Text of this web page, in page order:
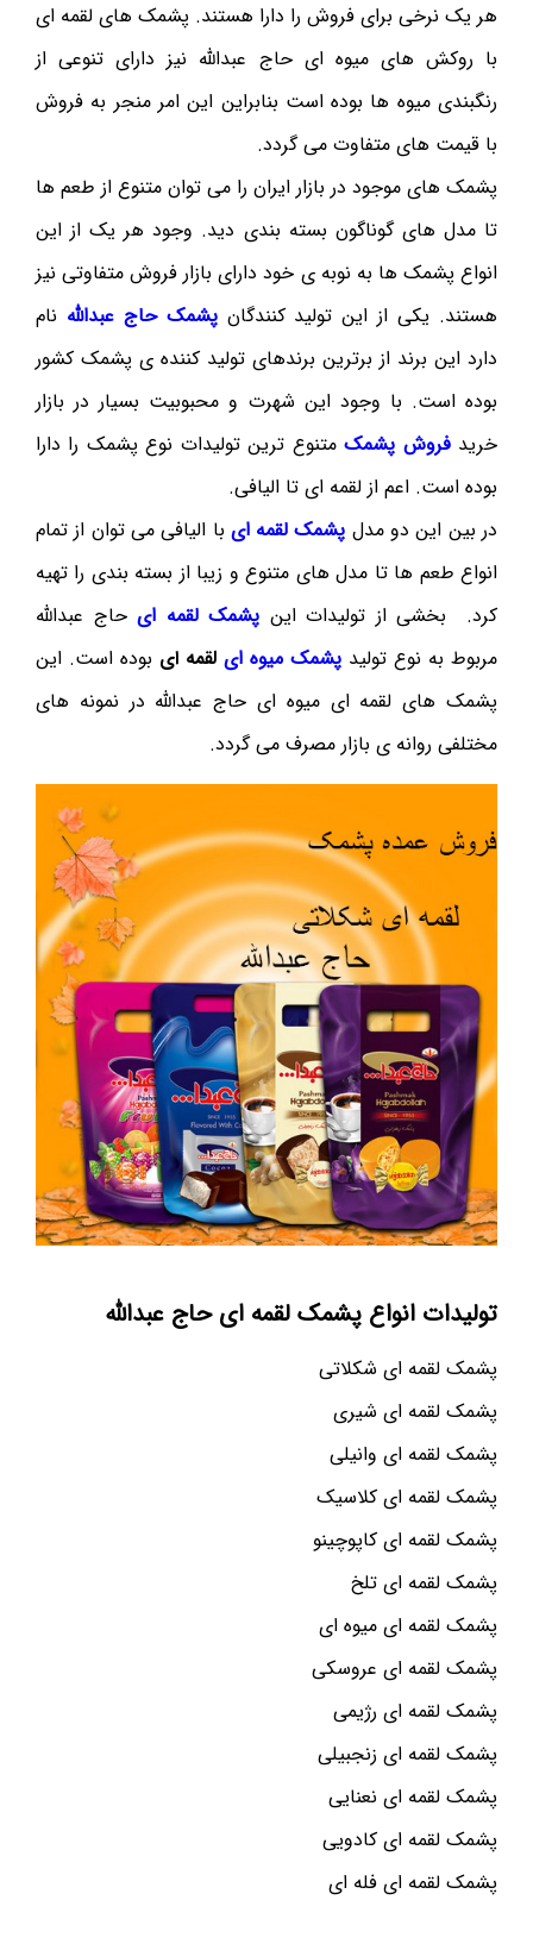
هر یک نرخی برای فروش را دارا هستند. پشمک های لقمه ای
با روکش های میوه ای حاج عبدالله نیز دارای تنوعی از
رنگبندی میوه ها بوده است بنابراین این امر منجر به فروش
با قیمت های متفاوت می گردد.
پشمک های موجود در بازار ایران را می توان متنوع از طعم ها
تا مدل های گوناگون بسته بندی دید. وجود هر یک از این
انواع پشمک ها به نوبه ی خود دارای بازار فروش متفاوتی نیز
هستند. یکی از این تولید کنندگانپشمک حاج عبدالله نام
دارد این برند از برترین برندهای تولید کننده ی پشمک کشور
بوده است. با وجود این شهرت و محبوبیت بسیار در بازار
خریدفروش پشمکمتنوع ترین تولیدات نوع پشمک را دارا
بوده است. اعم از لقمه ای تا الیافی.
در بین این دو مدل پشمک لقمه ای با الیافی می توان از تمام
انواع طعم ها تا مدل های متنوع و زیبا از بسته بندی را تهیه
کرد. بخشی از تولیدات این پشمک لقمه ای حاج عبدالله
مربوط به نوع تولید پشمک میوه ای لقمه ای بوده است. این
پشمک های لقمه ای میوه ای حاج عبدالله در نمونه های
مختلفی روانه ی بازار مصرف می گردد.
تولیدات انواع پشمک لقمه ای حاج عبدالله
پشمک لقمه ای شکلاتی
پشمک لقمه ای شیری
پشمک لقمه ای وانیلی
پشمک لقمه ای کلاسیک
پشمک لقمه ای کاپوچینو
پشمک لقمه ای تلخ
پشمک لقمه ای میوه ای
پشمک لقمه ای عروسکی
پشمک لقمه ای رژیمی
پشمک لقمه ای زنجبیلی
پشمک لقمه ای نعنایی
پشمک لقمه ای کادویی
پشمک لقمه ای فله ای